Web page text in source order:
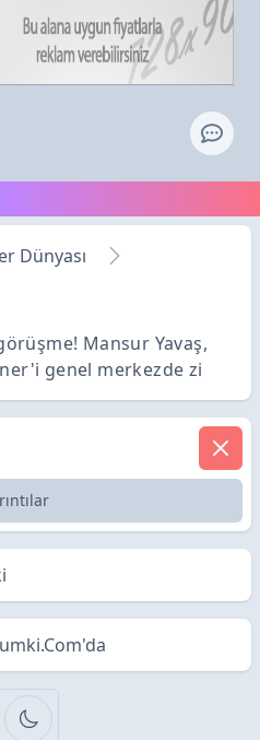
Dünyası
Mansur Yavaş,
genel merkezde zi